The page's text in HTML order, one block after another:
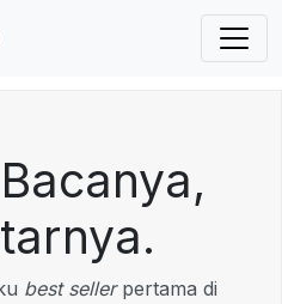
best sellerpertama di